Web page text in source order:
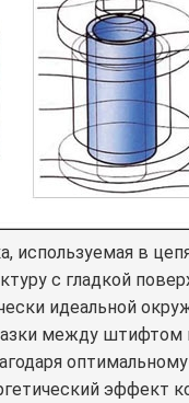
используемая в
с гладкой
идеальной
между штифтом
эффект